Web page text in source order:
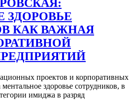
ЗДОРОВЬЕ
КАК ВАЖНАЯ
проектов и корпоративных
здоровье сотрудников, в
имиджа в разряд